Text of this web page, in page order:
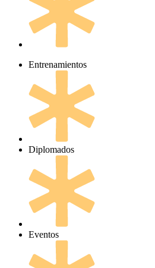
Entrenamientos
Diplomados
Eventos